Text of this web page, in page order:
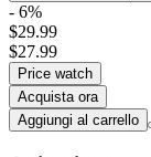
- 6%
$29.99
$27.99
Price watch
Acquista ora
Aggiungi al carrello